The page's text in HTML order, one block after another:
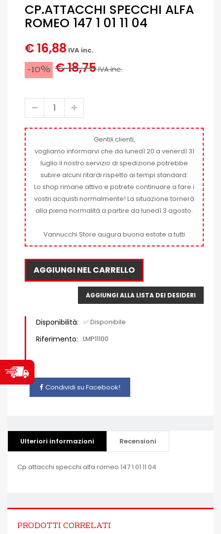
CP.ATTACCHI SPECCHI ALFA
ROMEO 147 1 01 11 04
€ 16,88 IVA inc.
-10% € 18,75IVA inc.
Gentili clienti,
vogliamo informarvi che da lunedì 20 a venerdì 31
luglio il nostro servizio di spedizione potrebbe
subire alcuni ritardi rispetto ai tempi standard.
Lo shop rimane attivo e potrete continuare a fare i
vostri acquisti normalmente! La situazione tornerà
alla piena normalità a partire da lunedì 3 agosto.
Vannucchi Store augura buona estate a tutti
AGGIUNGI NEL CARRELLO
AGGIUNGI ALLA LISTA DEI DESIDERI
Disponibilità: ✅ Disponibile
Riferimento: LMP11100
Condividi su Facebook!
Ulteriori informazioni Recensioni
Cp.attacchi specchi alfa romeo 147 1 01 11 04
PRODOTTI CORRELATI